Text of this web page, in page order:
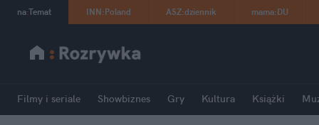
na:Temat INN:Poland ASZ:dziennik mama:DU
Filmy i seriale Showbiznes Gry Kultura Książki